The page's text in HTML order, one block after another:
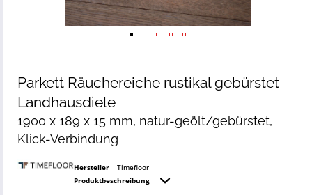
Parkett Räuchereiche rustikal gebürstet
Landhausdiele
1900 x 189 x 15 mm, natur-geölt/gebürstet,
Klick-Verbindung
Hersteller
Timefloor
Produktbeschreibung